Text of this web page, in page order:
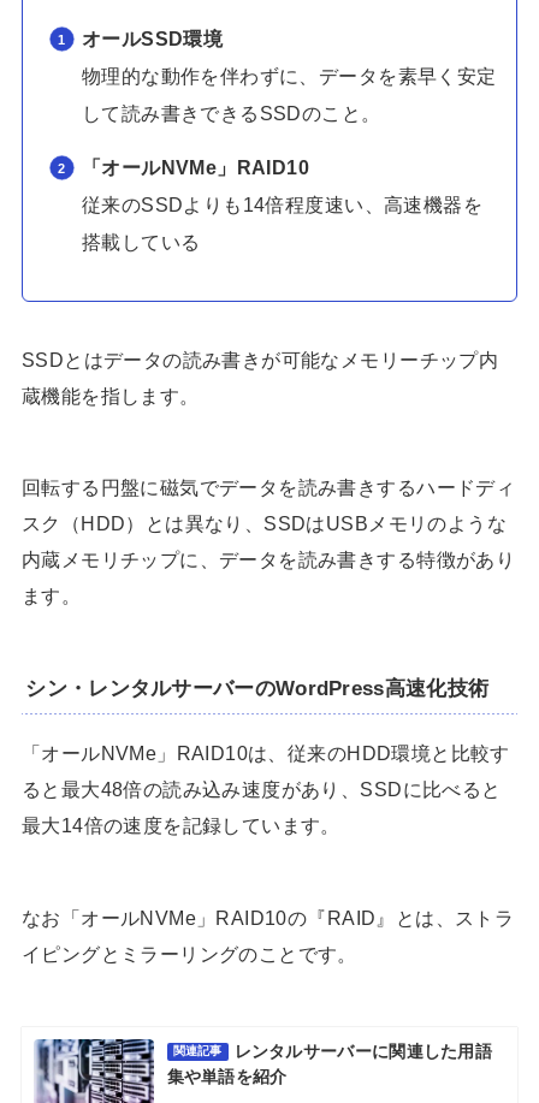
オールSSD環境
物理的な動作を伴わずに、データを素早く安定
して読み書きできるSSDのこと。
「オールNVMe」RAID10
従来のSSDよりも14倍程度速い、高速機器を
搭載している
SSDとはデータの読み書きが可能なメモリーチップ内
蔵機能を指します。
回転する円盤に磁気でデータを読み書きするハードディ
スク（HDD）とは異なり、SSDはUSBメモリのような
内蔵メモリチップに、データを読み書きする特徴があり
ます。
シン・レンタルサーバーのWordPress高速化技術
「オールNVMe」RAID10は、従来のHDD環境と比較す
ると最大48倍の読み込み速度があり、SSDに比べると
最大14倍の速度を記録しています。
なお「オールNVMe」RAID10の『RAID』とは、ストラ
イピングとミラーリングのことです。
関連記事
レンタルサーバーに関連した用語
集や単語を紹介